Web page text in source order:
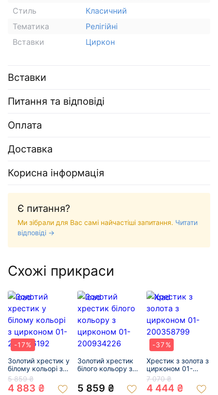
Стиль
Класичний
Тематика
Релігійні
Вставки
Циркон
Вставки
Питання та відповіді
Оплата
Доставка
Корисна інформація
Є питання?
Ми зібрали для Вас самі найчастіші запитання. Читати
відповіді →
Схожі прикраси
-17%
Золотий хрестик у
білому кольорі з
цирконом 01-
200376192
5 859 ₴
4 883 ₴
Золотий хрестик
білого кольору з
200934226
5 859 ₴
-37%
Хрестик з золота з
цирконом 01-
200358799
7 070 ₴
4 444 ₴